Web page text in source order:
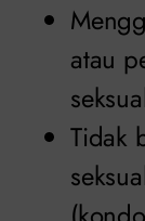
atau
Tidak